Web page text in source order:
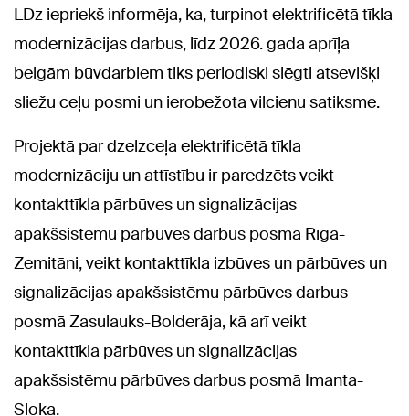
LDz iepriekš informēja, ka, turpinot elektrificētā tīkla
modernizācijas darbus, līdz 2026. gada aprīļa
beigām būvdarbiem tiks periodiski slēgti atsevišķi
sliežu ceļu posmi un ierobežota vilcienu satiksme.
Projektā par dzelzceļa elektrificētā tīkla
modernizāciju un attīstību ir paredzēts veikt
kontakttīkla pārbūves un signalizācijas
apakšsistēmu pārbūves darbus posmā Rīga-
Zemitāni, veikt kontakttīkla izbūves un pārbūves un
signalizācijas apakšsistēmu pārbūves darbus
posmā Zasulauks-Bolderāja, kā arī veikt
kontakttīkla pārbūves un signalizācijas
apakšsistēmu pārbūves darbus posmā Imanta-
Sloka.